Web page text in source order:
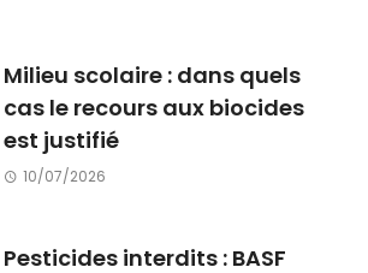
Milieu scolaire : dans quels
cas le recours aux biocides
est justifié
10/07/2026
Pesticides interdits : BASF